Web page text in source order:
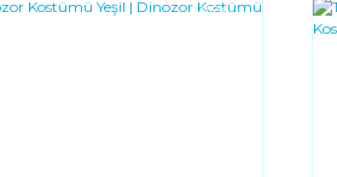
YENI